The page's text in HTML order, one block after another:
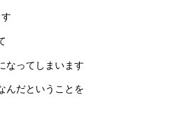
なってしまいます
んだということを